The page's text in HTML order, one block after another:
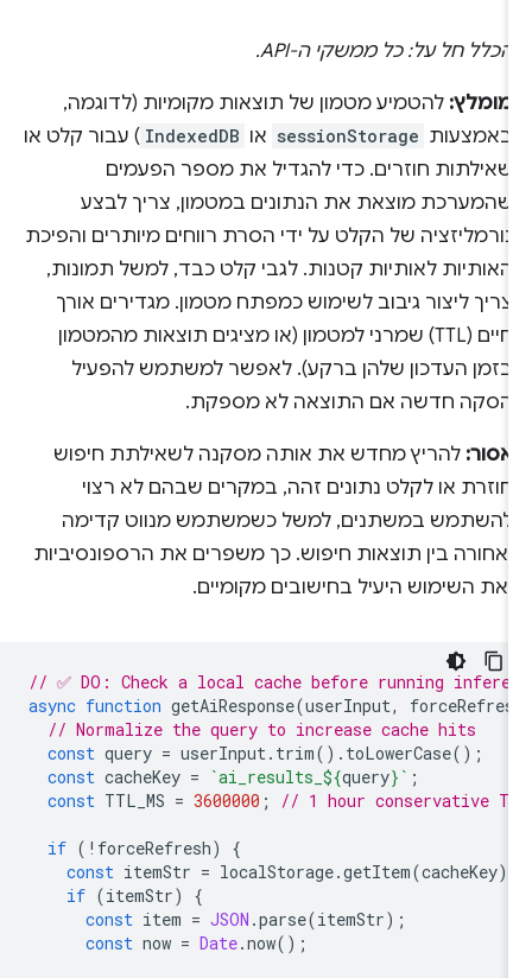
הכלל חל על: כל ממשקי ה-API.
מומלץ:להטמיע מטמון של תוצאות מקומיות (לדוגמה,
באמצעות sessionStorage או IndexedDB ) עבור קלט או
שאילתות חוזרים. כדי להגדיל את מספר הפעמים
שהמערכת מוצאת את הנתונים במטמון, צריך לבצע
נורמליזציה של הקלט על ידי הסרת רווחים מיותרים והפיכת
האותיות לאותיות קטנות. לגבי קלט כבד, למשל תמונות,
צריך ליצור גיבוב לשימוש כמפתח מטמון. מגדירים אורך
חיים (TTL) שמרני למטמון (או מציגים תוצאות מהמטמון
בזמן העדכון שלהן ברקע). לאפשר למשתמש להפעיל
הסקה חדשה אם התוצאה לא מספקת.
אסור:להריץ מחדש את אותה מסקנה לשאילתת חיפוש
חוזרת או לקלט נתונים זהה, במקרים שבהם לא רצוי
להשתמש במשתנים, למשל כשמשתמש מנווט קדימה
ואחורה בין תוצאות חיפוש. כך משפרים את הרספונסיביות
ואת השימוש היעיל בחישובים מקומיים.
// ✅ DO: Check a local cache before running
async function getAiResponse(userInput ,
// Normalize the query to increase cache hits
const query = userInput.trim ().toLowerCase ();
const cacheKey = `ai_results_${query }
const TTL_MS = 3600000 ; // 1 hour conservative
if (!forceRefresh )
const itemStr = localStorage.getItem(cacheKey
if (itemStr )
const item = JSON.parse(itemStr
const now = Date.now ();